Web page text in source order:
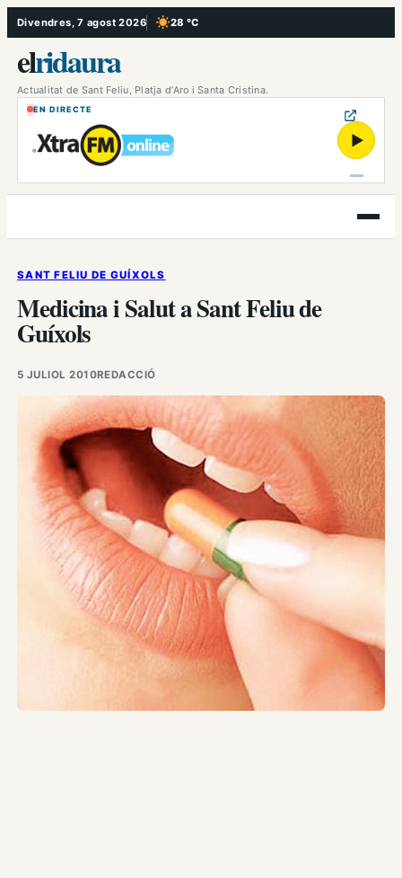
Vés
al
contingut
Divendres, 7 agost 2026 28 °C
, Cel serè
elridaura
Actualitat de Sant Feliu, Platja d’Aro i Santa Cristina.
EN DIRECTE
▶
Obre
el
SANT FELIU DE GUÍXOLS
Medicina i Salut a Sant Feliu de
Guíxols
5 JULIOL 2010REDACCIÓ